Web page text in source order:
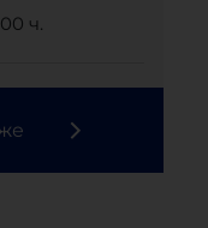
ч.